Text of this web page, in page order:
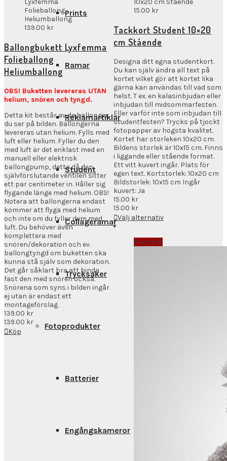
Prints
Ramar
Reklamartiklar
Student
Collageramar
Trycksaker
Fotoprodukter
Batterier
Engångskameror
139.00 kr
Ballongbukett Lyxfemma
Folieballong
Heliumballong
OBS! Buketten levereras UTAN
helium, snören och tyngd.
Detta kit består av de ballonger
du ser på bilden. Ballongerna
levereras utan helium. Fylls med
luft eller helium. Fyller du den
med luft är det enklast med en
manuell eller elektrisk
ballongpump, detta då den
självförslutande ventilen sitter
ett par centimeter in. Håller sig
flygande länge med helium. OBS!
Notera att ballongerna endast
kommer att flyga med helium
och inte om du fyller dem med
luft. Du behöver även
komplettera med
snören/dekoration och ev.
ballongtyngd om buketten ska
kunna stå själv som dekoration.
Det går såklart bra att binda
fast den med snören också.
Snörena som syns i bilden ingår
ej utan är endast ett
montageförslag.
139.00 kr
139.00 kr
Köp
15.00 kr
Tackkort Student 10×20
cm Stående
Designa ditt egna studentkort.
Du kan själv ändra all text på
kortet vilket gör att kortet lika
gärna kan användas till vad som
helst. T ex. en kalasinbjudan eller
inbjudan till midsommarfesten.
Eller varför inte som inbjudan till
studentfesten? Trycks på tjockt
fotopapper av högsta kvalitet.
Kortet har storleken 10x20 cm.
Bildens storlek är 10x15 cm. Finns
i liggande eller stående format.
Ett vitt kuvert ingår. Plats för
egen text. Kortstorlek: 10x20 cm
Bildstorlek: 10x15 cm Ingår
kuvert: Ja
15.00 kr
15.00 kr
Välj alternativ
Slutsåld!